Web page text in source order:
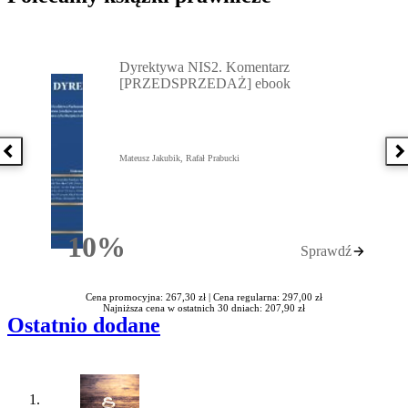
Poprzednia książka
10%Rabatu
Dyrektywa NIS2. Komentarz
[PRZEDSPRZEDAŻ] ebook
Mateusz Jakubik, Rafał Prabucki
Sprawdź
Cena promocyjna: 267,30 zł | Cena regularna: 297,00 zł
Najniższa cena w ostatnich 30 dniach: 207,90 zł
Ostatnio dodane